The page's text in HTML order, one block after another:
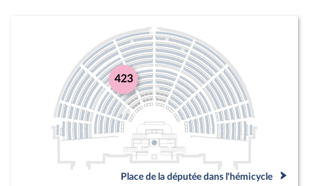
423
Place de la députée dans l'hémicycle